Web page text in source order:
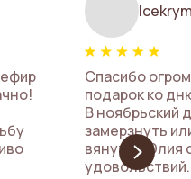
Спасибо
подарок ко
В ноябрьский
замерзнуть
вянут. А Юлия